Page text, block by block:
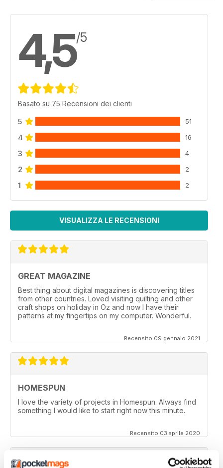
4,5/5
Basato su 75 Recensioni dei clienti
5 51
4 16
3 4
2 2
1 2
VISUALIZZA LE RECENSIONI
GREAT MAGAZINE
Best thing about digital magazines is discovering titles
from other countries. Loved visiting quilting and other
craft shops on holiday in Oz and now I have their
patterns at my fingertips on my computer. Wonderful.
Recensito 09 gennaio 2021
HOMESPUN
I love the variety of projects in Homespun. Always find
something I would like to start right now this minute.
Recensito 03 aprile 2020